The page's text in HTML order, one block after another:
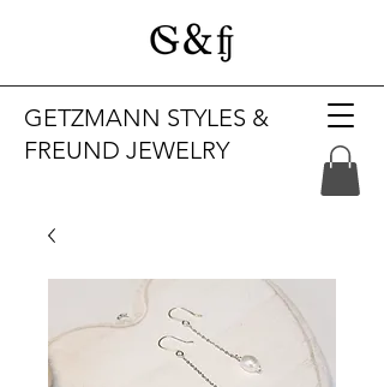
GETZMANN STYLES &
FREUND JEWELRY